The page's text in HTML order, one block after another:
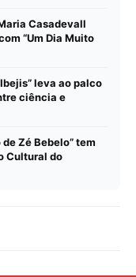
Casadevall
“Um Dia Muito
leva ao palco
ciência e
Zé Bebelo” tem
Cultural do